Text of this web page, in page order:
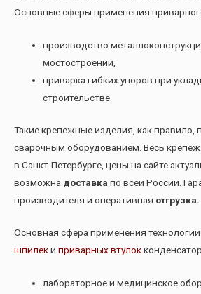
Основные сферы применения
производство
мостостроении,
приварка гибких упоров при
строительстве.
Такие крепежные изделия, как правило,
сварочным оборудованием. Весь крепеж
в Санкт-Петербурге, цены на сайте
возможна доставка по всей России.
производителя и оперативная отгрузка.
Основная сфера применения
шпилеки приварных втулок
лабораторное и медицинское